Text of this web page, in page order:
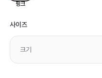
핑크
사이즈
크기